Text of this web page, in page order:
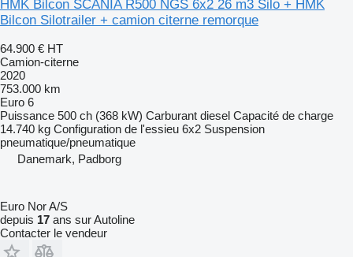
HMK Bilcon SCANIA R500 NGS 6x2 26 m3 Silo + HMK
Bilcon Silotrailer + camion citerne remorque
64.900 € HT
Camion-citerne
2020
753.000 km
Euro 6
Puissance 500 ch (368 kW) Carburant diesel Capacité de charge
14.740 kg Configuration de l'essieu 6x2 Suspension
pneumatique/pneumatique
Danemark, Padborg
Euro Nor A/S
depuis 17 ans sur Autoline
Contacter le vendeur